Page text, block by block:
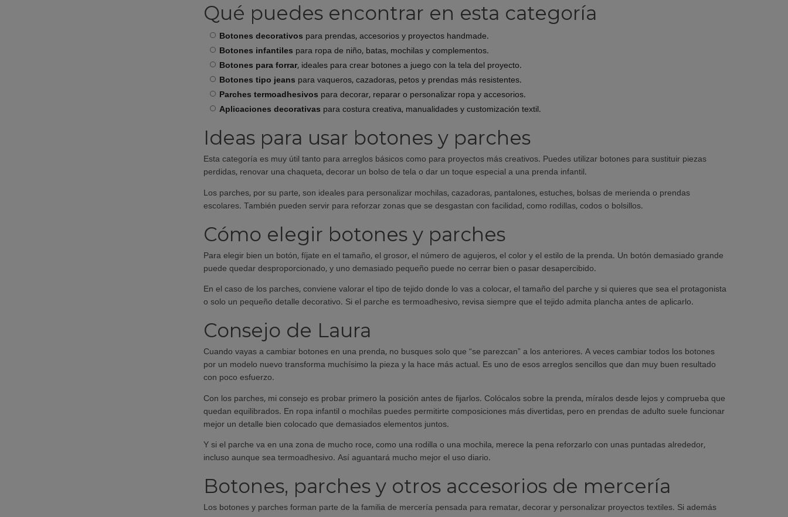
Qué puedes encontrar en esta categoría
Botones decorativos para prendas, accesorios y proyectos handmade.
Botones infantiles para ropa de niño, batas, mochilas y complementos.
Botones para forrar, ideales para crear botones a juego con la tela del proyecto.
Botones tipo jeans para vaqueros, cazadoras, petos y prendas más resistentes.
Parches termoadhesivos para decorar, reparar o personalizar ropa y accesorios.
Aplicaciones decorativas para costura creativa, manualidades y customización textil.
Ideas para usar botones y parches
Esta categoría es muy útil tanto para arreglos básicos como para proyectos más creativos. Puedes utilizar botones para sustituir piezas
perdidas, renovar una chaqueta, decorar un bolso de tela o dar un toque especial a una prenda infantil.
Los parches, por su parte, son ideales para personalizar mochilas, cazadoras, pantalones, estuches, bolsas de merienda o prendas
escolares. También pueden servir para reforzar zonas que se desgastan con facilidad, como rodillas, codos o bolsillos.
Cómo elegir botones y parches
Para elegir bien un botón, fíjate en el tamaño, el grosor, el número de agujeros, el color y el estilo de la prenda. Un botón demasiado grande
puede quedar desproporcionado, y uno demasiado pequeño puede no cerrar bien o pasar desapercibido.
En el caso de los parches, conviene valorar el tipo de tejido donde lo vas a colocar, el tamaño del parche y si quieres que sea el protagonista
o solo un pequeño detalle decorativo. Si el parche es termoadhesivo, revisa siempre que el tejido admita plancha antes de aplicarlo.
Consejo de Laura
Cuando vayas a cambiar botones en una prenda, no busques solo que “se parezcan” a los anteriores. A veces cambiar todos los botones
por un modelo nuevo transforma muchísimo la pieza y la hace más actual. Es uno de esos arreglos sencillos que dan muy buen resultado
con poco esfuerzo.
Con los parches, mi consejo es probar primero la posición antes de fijarlos. Colócalos sobre la prenda, míralos desde lejos y comprueba que
quedan equilibrados. En ropa infantil o mochilas puedes permitirte composiciones más divertidas, pero en prendas de adulto suele funcionar
mejor un detalle bien colocado que demasiados elementos juntos.
Y si el parche va en una zona de mucho roce, como una rodilla o una mochila, merece la pena reforzarlo con unas puntadas alrededor,
incluso aunque sea termoadhesivo. Así aguantará mucho mejor el uso diario.
Botones, parches y otros accesorios de mercería
Los botones y parches forman parte de la familia de mercería pensada para rematar, decorar y personalizar proyectos textiles. Si además